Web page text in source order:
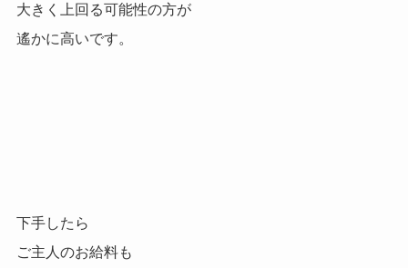
大きく上回る可能性の方が
遙かに高いです。
下手したら
ご主人のお給料も